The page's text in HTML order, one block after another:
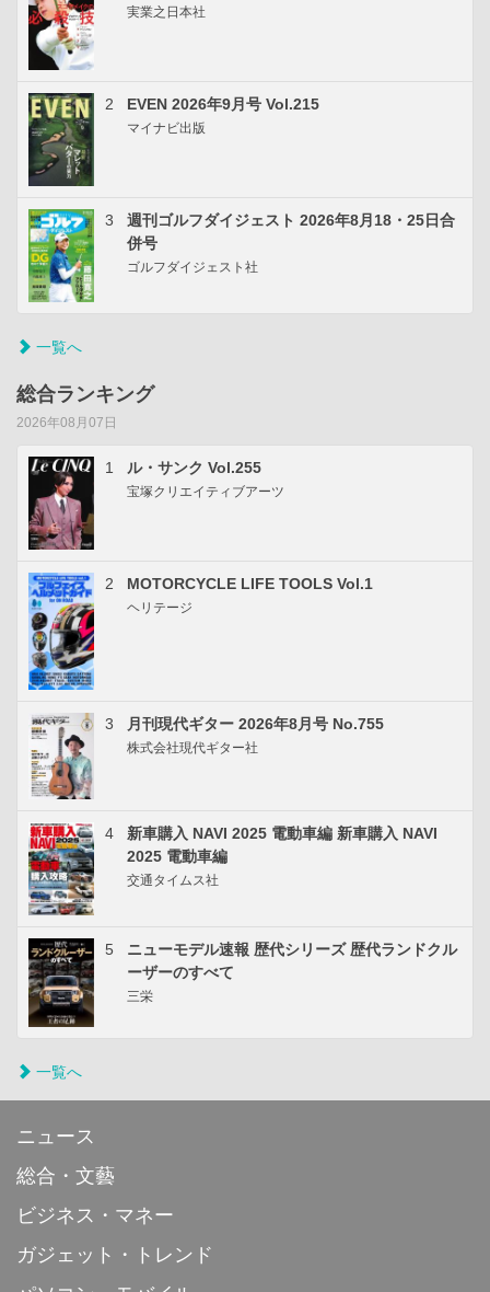
実業之日本社
2 EVEN 2026年9月号 Vol.215
マイナビ出版
3
週刊ゴルフダイジェスト 2026年8月18・25日合
併号
ゴルフダイジェスト社
一覧へ
総合ランキング
2026年08月07日
1 ル・サンク Vol.255
宝塚クリエイティブアーツ
2 MOTORCYCLE LIFE TOOLS Vol.1
ヘリテージ
3 月刊現代ギター 2026年8月号 No.755
株式会社現代ギター社
4
新車購入 NAVI 2025 電動車編 新車購入 NAVI
2025 電動車編
交通タイムス社
5
ニューモデル速報 歴代シリーズ 歴代ランドクル
ーザーのすべて
三栄
一覧へ
ニュース
総合・文藝
ビジネス・マネー
ガジェット・トレンド